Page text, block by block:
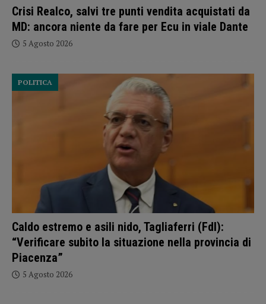
Crisi Realco, salvi tre punti vendita acquistati da
MD: ancora niente da fare per Ecu in viale Dante
5 Agosto 2026
Caldo estremo e asili nido, Tagliaferri (FdI):
“Verificare subito la situazione nella provincia di
Piacenza”
POLITICA
5 Agosto 2026